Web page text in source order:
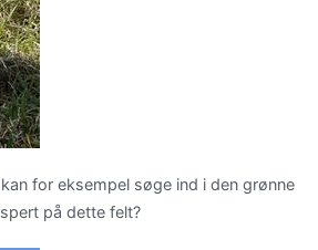
for eksempel søge ind i den grønne
på dette felt?